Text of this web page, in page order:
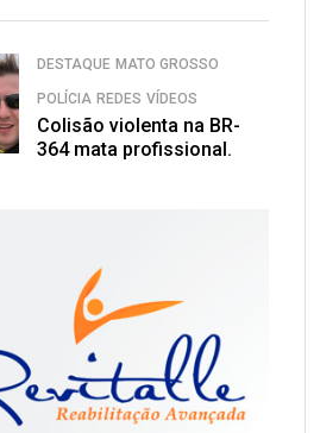
DESTAQUE MATO GROSSO
POLÍCIA REDES VÍDEOS
Colisão violenta na BR-
364 mata profissional.